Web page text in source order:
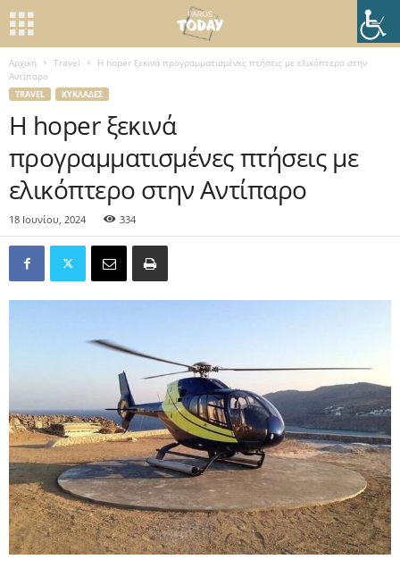
Αρχική Travel
Η hoper ξεκινά προγραμματισμένες πτήσεις με ελικόπτερο στην
Αντίπαρο
TRAVEL ΚΥΚΛΆΔΕΣ
Η hoper ξεκινά
προγραμματισμένες πτήσεις με
ελικόπτερο στην Αντίπαρο
18 Ιουνίου, 2024 334